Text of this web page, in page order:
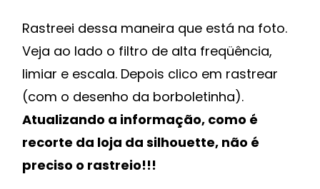
Rastreei dessa maneira que está na foto.
Veja ao lado o filtro de alta freqüência,
limiar e escala. Depois clico em rastrear
(com o desenho da borboletinha).
Atualizando a informação, como é
recorte da loja da silhouette, não é
preciso o rastreio!!!